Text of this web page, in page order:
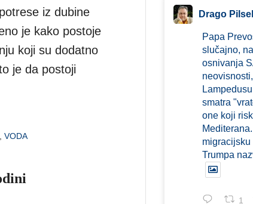
iz dubine
je kako postoje
koji su dodatno
je da postoji
VODA
Drago Pilsel
Papa
slučajno,
osnivanja
smatra
one koji
Trumpa
1